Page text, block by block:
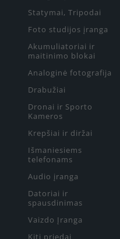
Statymai, Tripodai
Foto studijos įranga
Akumuliatoriai ir
maitinimo blokai
Analoginė fotografija
Drabužiai
Dronai ir Sporto
Kameros
Krepšiai ir diržai
Išmaniesiems
telefonams
Audio įranga
Datoriai ir
spausdinimas
Vaizdo Įranga
Kiti priedai